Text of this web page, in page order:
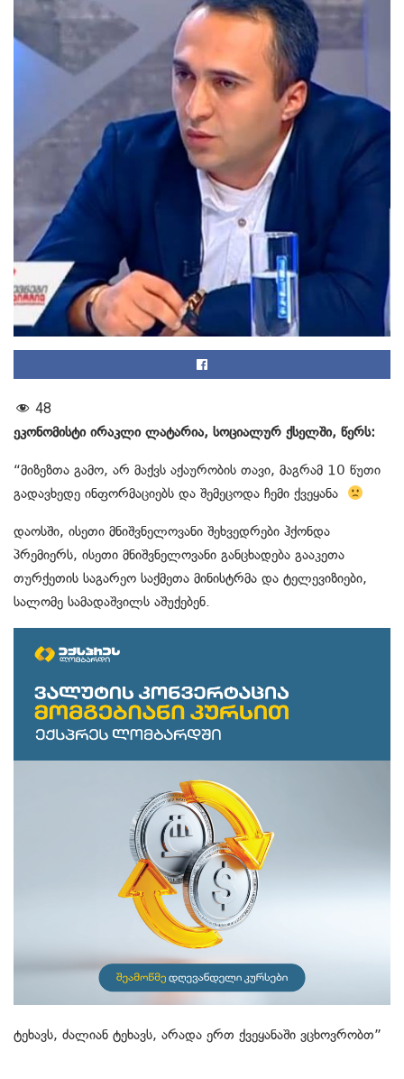
48
ეკონომისტი ირაკლი ლატარია, სოციალურ ქსელში, წერს:
“მიზეზთა გამო, არ მაქვს აქაურობის თავი, მაგრამ 10 წუთი
გადავხედე ინფორმაციებს და შემეცოდა ჩემი ქვეყანა
დაოსში, ისეთი მნიშვნელოვანი შეხვედრები ჰქონდა
პრემიერს, ისეთი მნიშვნელოვანი განცხადება გააკეთა
თურქეთის საგარეო საქმეთა მინისტრმა და ტელევიზიები,
სალომე სამადაშვილს აშუქებენ.
ტეხავს, ძალიან ტეხავს, არადა ერთ ქვეყანაში ვცხოვრობთ”